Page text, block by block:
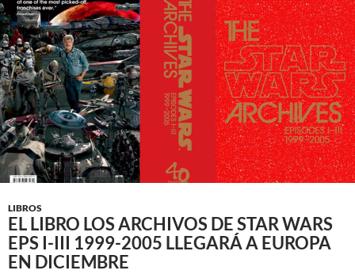
LIBROS
EL LIBRO LOS ARCHIVOS DE STAR WARS
EPS I-III 1999-2005 LLEGARÁ A EUROPA
EN DICIEMBRE